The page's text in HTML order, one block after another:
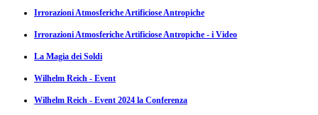
Irrorazioni Atmosferiche Artificiose Antropiche
Irrorazioni Atmosferiche Artificiose Antropiche - i Video
La Magia dei Soldi
Wilhelm Reich - Event
Wilhelm Reich - Event 2024 la Conferenza